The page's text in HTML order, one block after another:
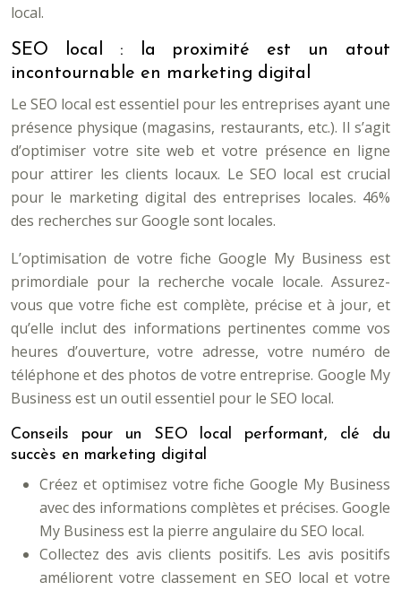
local.
SEO local : la proximité est un atout
incontournable en marketing digital
Le SEO local est essentiel pour les entreprises ayant une
présence physique (magasins, restaurants, etc.). Il s’agit
d’optimiser votre site web et votre présence en ligne
pour attirer les clients locaux. Le SEO local est crucial
pour le marketing digital des entreprises locales. 46%
des recherches sur Google sont locales.
L’optimisation de votre fiche Google My Business est
primordiale pour la recherche vocale locale. Assurez-
vous que votre fiche est complète, précise et à jour, et
qu’elle inclut des informations pertinentes comme vos
heures d’ouverture, votre adresse, votre numéro de
téléphone et des photos de votre entreprise. Google My
Business est un outil essentiel pour le SEO local.
Conseils pour un SEO local performant, clé du
succès en marketing digital
Créez et optimisez votre fiche Google My Business
avec des informations complètes et précises. Google
My Business est la pierre angulaire du SEO local.
Collectez des avis clients positifs. Les avis positifs
améliorent votre classement en SEO local et votre